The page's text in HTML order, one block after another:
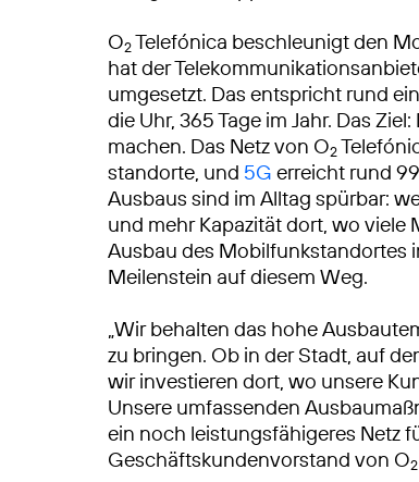
O2Telefónica beschleunigt den
hat der
umgesetzt. Das entspricht rund
die Uhr, 365 Tage im Jahr. Das
machen. Das Netz von O2
standorte, und 5G erreicht rund
Ausbaus sind im Alltag spürbar:
und mehr Kapazität dort, wo viele
Ausbau des Mobilfunkstandortes
Meilenstein auf diesem Weg.
„Wir behalten das hohe
zu bringen. Ob in der Stadt, auf
wir investieren dort, wo unsere
Unsere umfassenden
ein noch leistungsfähigeres Netz
Geschäftskundenvorstand von O2